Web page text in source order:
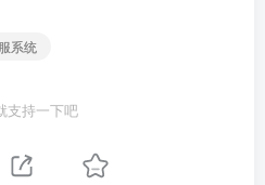
系统
支持一下吧